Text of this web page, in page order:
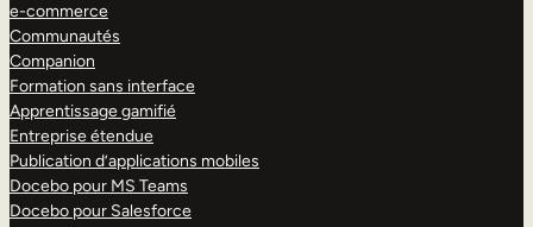
e-commerce
Communautés
Companion
Formation sans interface
Apprentissage gamifié
Entreprise étendue
Publication d’applications mobiles
Docebo pour MS Teams
Docebo pour Salesforce